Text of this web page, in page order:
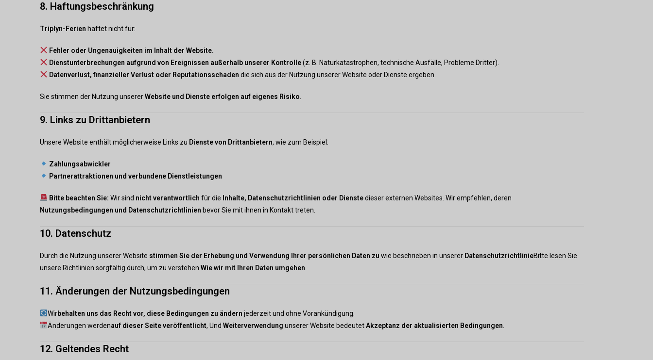
8. Haftungsbeschränkung
Triplyn-Ferien haftet nicht für:
Fehler oder Ungenauigkeiten im Inhalt der Website.
Dienstunterbrechungen aufgrund von Ereignissen außerhalb unserer Kontrolle(z. B. Naturkatastrophen, technische Ausfälle, Probleme Dritter).
Datenverlust, finanzieller Verlust oder Reputationsschaden die sich aus der Nutzung unserer Website oder Dienste ergeben.
Sie stimmen der Nutzung unsererWebsite und Dienste erfolgen auf eigenes Risiko
9. Links zu Drittanbietern
Unsere Website enthält möglicherweise Links zu Dienste von Drittanbietern, wie zum Beispiel:
Zahlungsabwickler
Partnerattraktionen und verbundene Dienstleistungen
Bitte beachten Sie: Wir sind nicht verantwortlich für die Inhalte, Datenschutzrichtlinien oder Dienstedieser externen Websites. Wir empfehlen, deren
Nutzungsbedingungen und Datenschutzrichtlinien bevor Sie mit ihnen in Kontakt treten.
10. Datenschutz
Durch die Nutzung unserer Website stimmen Sie der Erhebung und Verwendung Ihrer persönlichen Daten zu wie beschrieben in unserer DatenschutzrichtlinieBitte lesen Sie
unsere Richtlinien sorgfältig durch, um zu verstehen Wie wir mit Ihren Daten umgehen
11. Änderungen der Nutzungsbedingungen
Wirbehalten uns das Recht vor, diese Bedingungen zu ändern jederzeit und ohne Vorankündigung.
Änderungen werdenauf dieser Seite veröffentlicht, Und Weiterverwendung unserer Website bedeutetAkzeptanz der aktualisierten Bedingungen
12. Geltendes Recht